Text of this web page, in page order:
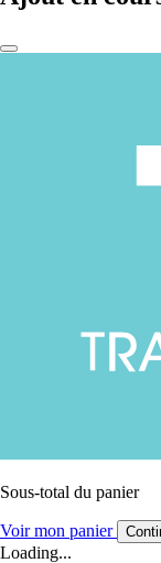
Sous-total du panier
Voir mon panier
Loading...